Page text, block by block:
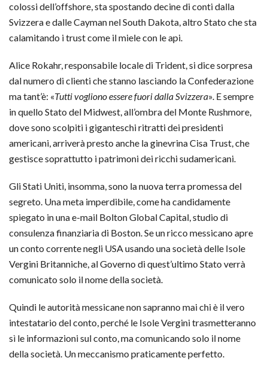
colossi dell’offshore, sta spostando decine di conti dalla
Svizzera e dalle Cayman nel South Dakota, altro Stato che sta
calamitando i trust come il miele con le api.
Alice Rokahr, responsabile locale di Trident, si dice sorpresa
dal numero di clienti che stanno lasciando la Confederazione
ma tant’è: «Tutti vogliono essere fuori dalla Svizzera». E sempre
in quello Stato del Midwest, all’ombra del Monte Rushmore,
dove sono scolpiti i giganteschi ritratti dei presidenti
americani, arriverà presto anche la ginevrina Cisa Trust, che
gestisce soprattutto i patrimoni dei ricchi sudamericani.
Gli Stati Uniti, insomma, sono la nuova terra promessa del
segreto. Una meta imperdibile, come ha candidamente
spiegato in una e-mail Bolton Global Capital, studio di
consulenza finanziaria di Boston. Se un ricco messicano apre
un conto corrente negli USA usando una società delle Isole
Vergini Britanniche, al Governo di quest’ultimo Stato verrà
comunicato solo il nome della società.
Quindi le autorità messicane non sapranno mai chi è il vero
intestatario del conto, perché le Isole Vergini trasmetteranno
sì le informazioni sul conto, ma comunicando solo il nome
della società. Un meccanismo praticamente perfetto.